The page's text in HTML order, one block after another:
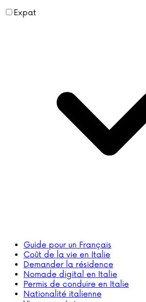
Expat
Guide pour un Français
Coût de la vie en Italie
Demander la résidence
Nomade digital en Italie
Permis de conduire en Italie
Nationalité italienne